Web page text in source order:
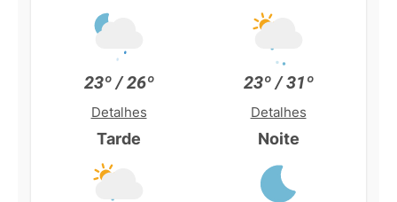
23º / 26º
Detalhes
23º / 31º
Detalhes
Tarde Noite